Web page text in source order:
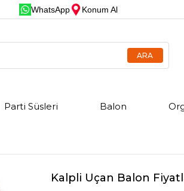
WhatsApp Konum Al
Parti Süsleri Balon
Kalpli Uçan Balon